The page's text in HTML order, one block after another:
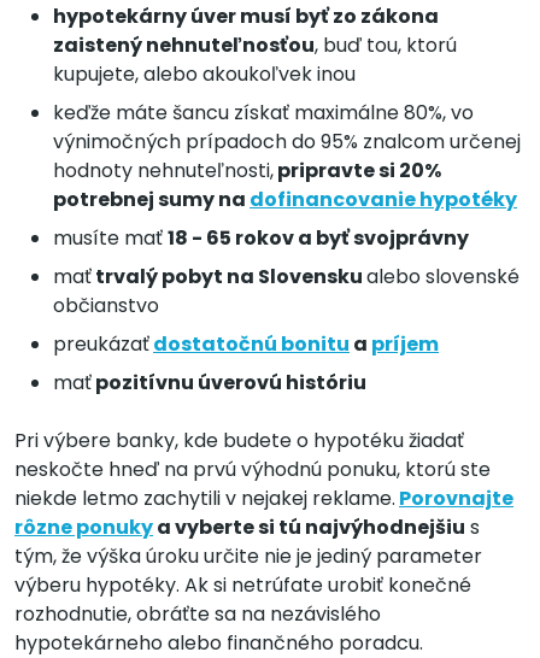
hypotekárny úver musí byť zo zákona
zaistený nehnuteľnosťou, buď tou, ktorú
kupujete, alebo akoukoľvek inou
keďže máte šancu získať maximálne 80%, vo
výnimočných prípadoch do 95% znalcom určenej
hodnoty nehnuteľnosti,pripravte si 20%
potrebnej sumy na dofinancovanie hypotéky
musíte mať18 - 65 rokov a byť svojprávny
maťtrvalý pobyt na Slovenskualebo slovenské
občianstvo
preukázaťdostatočnú bonitu a príjem
maťpozitívnu úverovú históriu
Pri výbere banky, kde budete o hypotéku žiadať
neskočte hneď na prvú výhodnú ponuku, ktorú ste
niekde letmo zachytili v nejakej reklame. Porovnajte
rôzne ponukya vyberte si tú najvýhodnejšiu s
tým, že výška úroku určite nie je jediný parameter
výberu hypotéky. Ak si netrúfate urobiť konečné
rozhodnutie, obráťte sa na nezávislého
hypotekárneho alebo finančného poradcu.